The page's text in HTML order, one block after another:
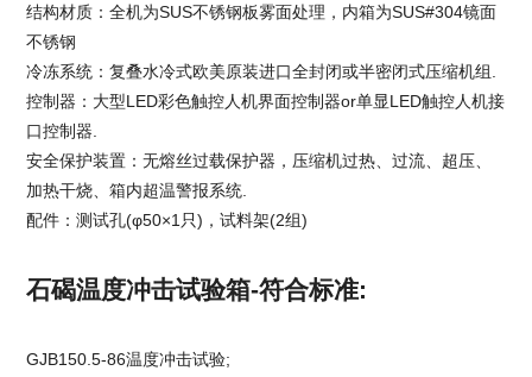
结构材质：全机为SUS不锈钢板雾面处理，内箱为SUS#304镜面
不锈钢
冷冻系统：复叠水冷式欧美原装进口全封闭或半密闭式压缩机组.
控制器：大型LED彩色触控人机界面控制器or单显LED触控人机接
口控制器.
安全保护装置：无熔丝过载保护器，压缩机过热、过流、超压、
加热干烧、箱内超温警报系统.
配件：测试孔(φ50×1只)，试料架(2组)
石碣温度冲击试验箱-符合标准:
GJB150.5-86温度冲击试验;